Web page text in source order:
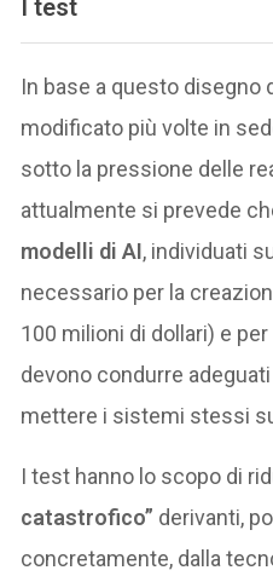
I test
In base a questo disegno
modificato più volte in
sotto la pressione delle
attualmente si prevede
modelli di AI, individuati
necessario per la
100 milioni di dollari) e
devono condurre
mettere i sistemi stessi
I test hanno lo scopo di
catastrofico” derivanti,
concretamente, dalla